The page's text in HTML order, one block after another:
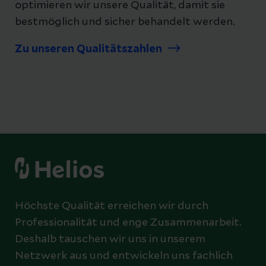
optimieren wir unsere Qualität, damit sie
bestmöglich und sicher behandelt werden.
Zu unseren Qualitätszahlen
Höchste Qualität erreichen wir durch
Professionalität und enge Zusammenarbeit.
Deshalb tauschen wir uns in unserem
Netzwerk aus und entwickeln uns fachlich